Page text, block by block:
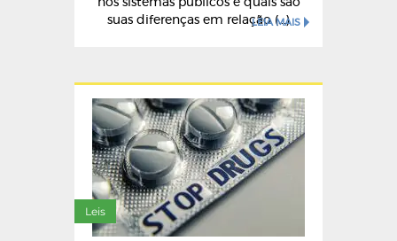
suas diferenças em relação (...)
LEIA MAIS
Leis